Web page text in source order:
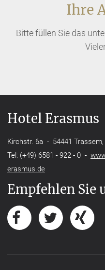
Ihre
Bitte füllen Sie das
Hotel Erasmus
Kirchstr. 6a - 54441
Tel: (+49) 6581 - 922 - 0 -
erasmus.de
Empfehlen Sie